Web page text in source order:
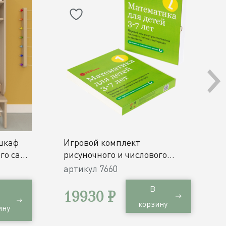
сада
Игровой комплект
рисуночного и числового
счетного материала на
магнитах Математика для
детей 3-7 лет / 357 карточек
артикул 7660
19930 ₽
В
корзину